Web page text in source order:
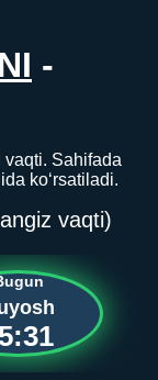
-
Sahifada
ko‘rsatiladi.
vaqti)